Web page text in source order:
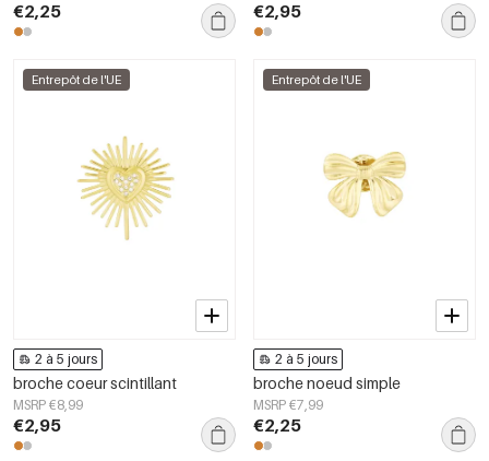
€2,25 €2,95
Entrepôt de l'UE
2 à 5 jours
broche coeur scintillant
MSRP €8,99
€2,95
Entrepôt de l'UE
2 à 5 jours
broche noeud simple
MSRP €7,99
€2,25